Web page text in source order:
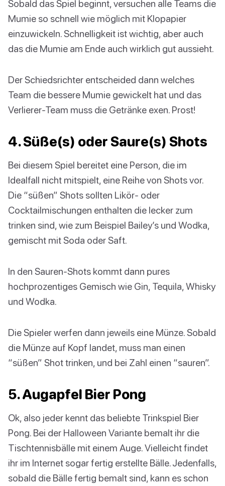
Sobald das Spiel beginnt, versuchen alle Teams die
Mumie so schnell wie möglich mit Klopapier
einzuwickeln. Schnelligkeit ist wichtig, aber auch
das die Mumie am Ende auch wirklich gut aussieht.
Der Schiedsrichter entscheided dann welches
Team die bessere Mumie gewickelt hat und das
Verlierer-Team muss die Getränke exen. Prost!
4. Süße(s) oder Saure(s) Shots
Bei diesem Spiel bereitet eine Person, die im
Idealfall nicht mitspielt, eine Reihe von Shots vor.
Die “süßen” Shots sollten Likör- oder
Cocktailmischungen enthalten die lecker zum
trinken sind, wie zum Beispiel Bailey’s und Wodka,
gemischt mit Soda oder Saft.
In den Sauren-Shots kommt dann pures
hochprozentiges Gemisch wie Gin, Tequila, Whisky
und Wodka.
Die Spieler werfen dann jeweils eine Münze. Sobald
die Münze auf Kopf landet, muss man einen
“süßen” Shot trinken, und bei Zahl einen “sauren”.
5. Augapfel Bier Pong
Ok, also jeder kennt das beliebte Trinkspiel Bier
Pong. Bei der Halloween Variante bemalt ihr die
Tischtennisbälle mit einem Auge. Vielleicht findet
ihr im Internet sogar fertig erstellte Bälle. Jedenfalls,
sobald die Bälle fertig bemalt sind, kann es schon